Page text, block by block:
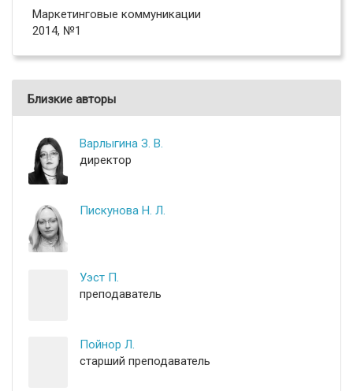
Маркетинговые коммуникации
2014, №1
Близкие авторы
Варлыгина З. В.
директор
Пискунова Н. Л.
Уэст П.
преподаватель
Пойнор Л.
старший преподаватель